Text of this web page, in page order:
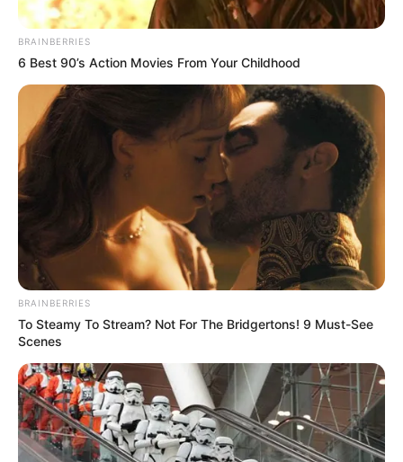
สรุปลักษณะเด่นภาพรวม
พลังพิเศษเฉพาะตัว สามารถรู้เหตุการณ์ที่จะเกิดขึ้นล่วง
หน้าได้ คนสองอารมณ์เวลาใจดีดีสุดยอด แต่หากไม่ได้ดั่ง
ใจหรือโกรธ ก็จะลุยเป็นพายุไฟ ไม่กลัวใคร พลังแสงสีเขียว
ที่ปาก
วันเสาร์
คนที่เกิดวันเสาร์ชีวิตเปลี่ยนแปลงง่าย หากยากจนจะ
อดทนต่อสู้ จนร่ำรวยได้ แต่หากร่ำรวยจะจนได้ในพริบตา
เช่นกัน หูเบา ขี้บ่น แพ้ใจ หากเจอคนพูดเยินยอ ใช้แรง
ทำงานมากกว่าสมอง จึงเป็นคนซุ่มซ่าม บางครั้งก็เซ่อซ่า
ชอบความรุนแรง หรือใจนักเลง บ้าบิ่น ลักษณะเด่นพิเศษ
ล้มแล้วลุกสร้างตัวใหม่ได้เร็ว ทำคุณไม่ขึ้น ทำดีกับใคร จง
อย่าคาดหวังสิ่งตอบแทน เพราะจะเสียใจแน่นอน
BRAINBERRIES
6 Best 90’s Action Movies From Your Childhood
BRAINBERRIES
To Steamy To Stream? Not For The Bridgertons! 9 Must-See
Scenes